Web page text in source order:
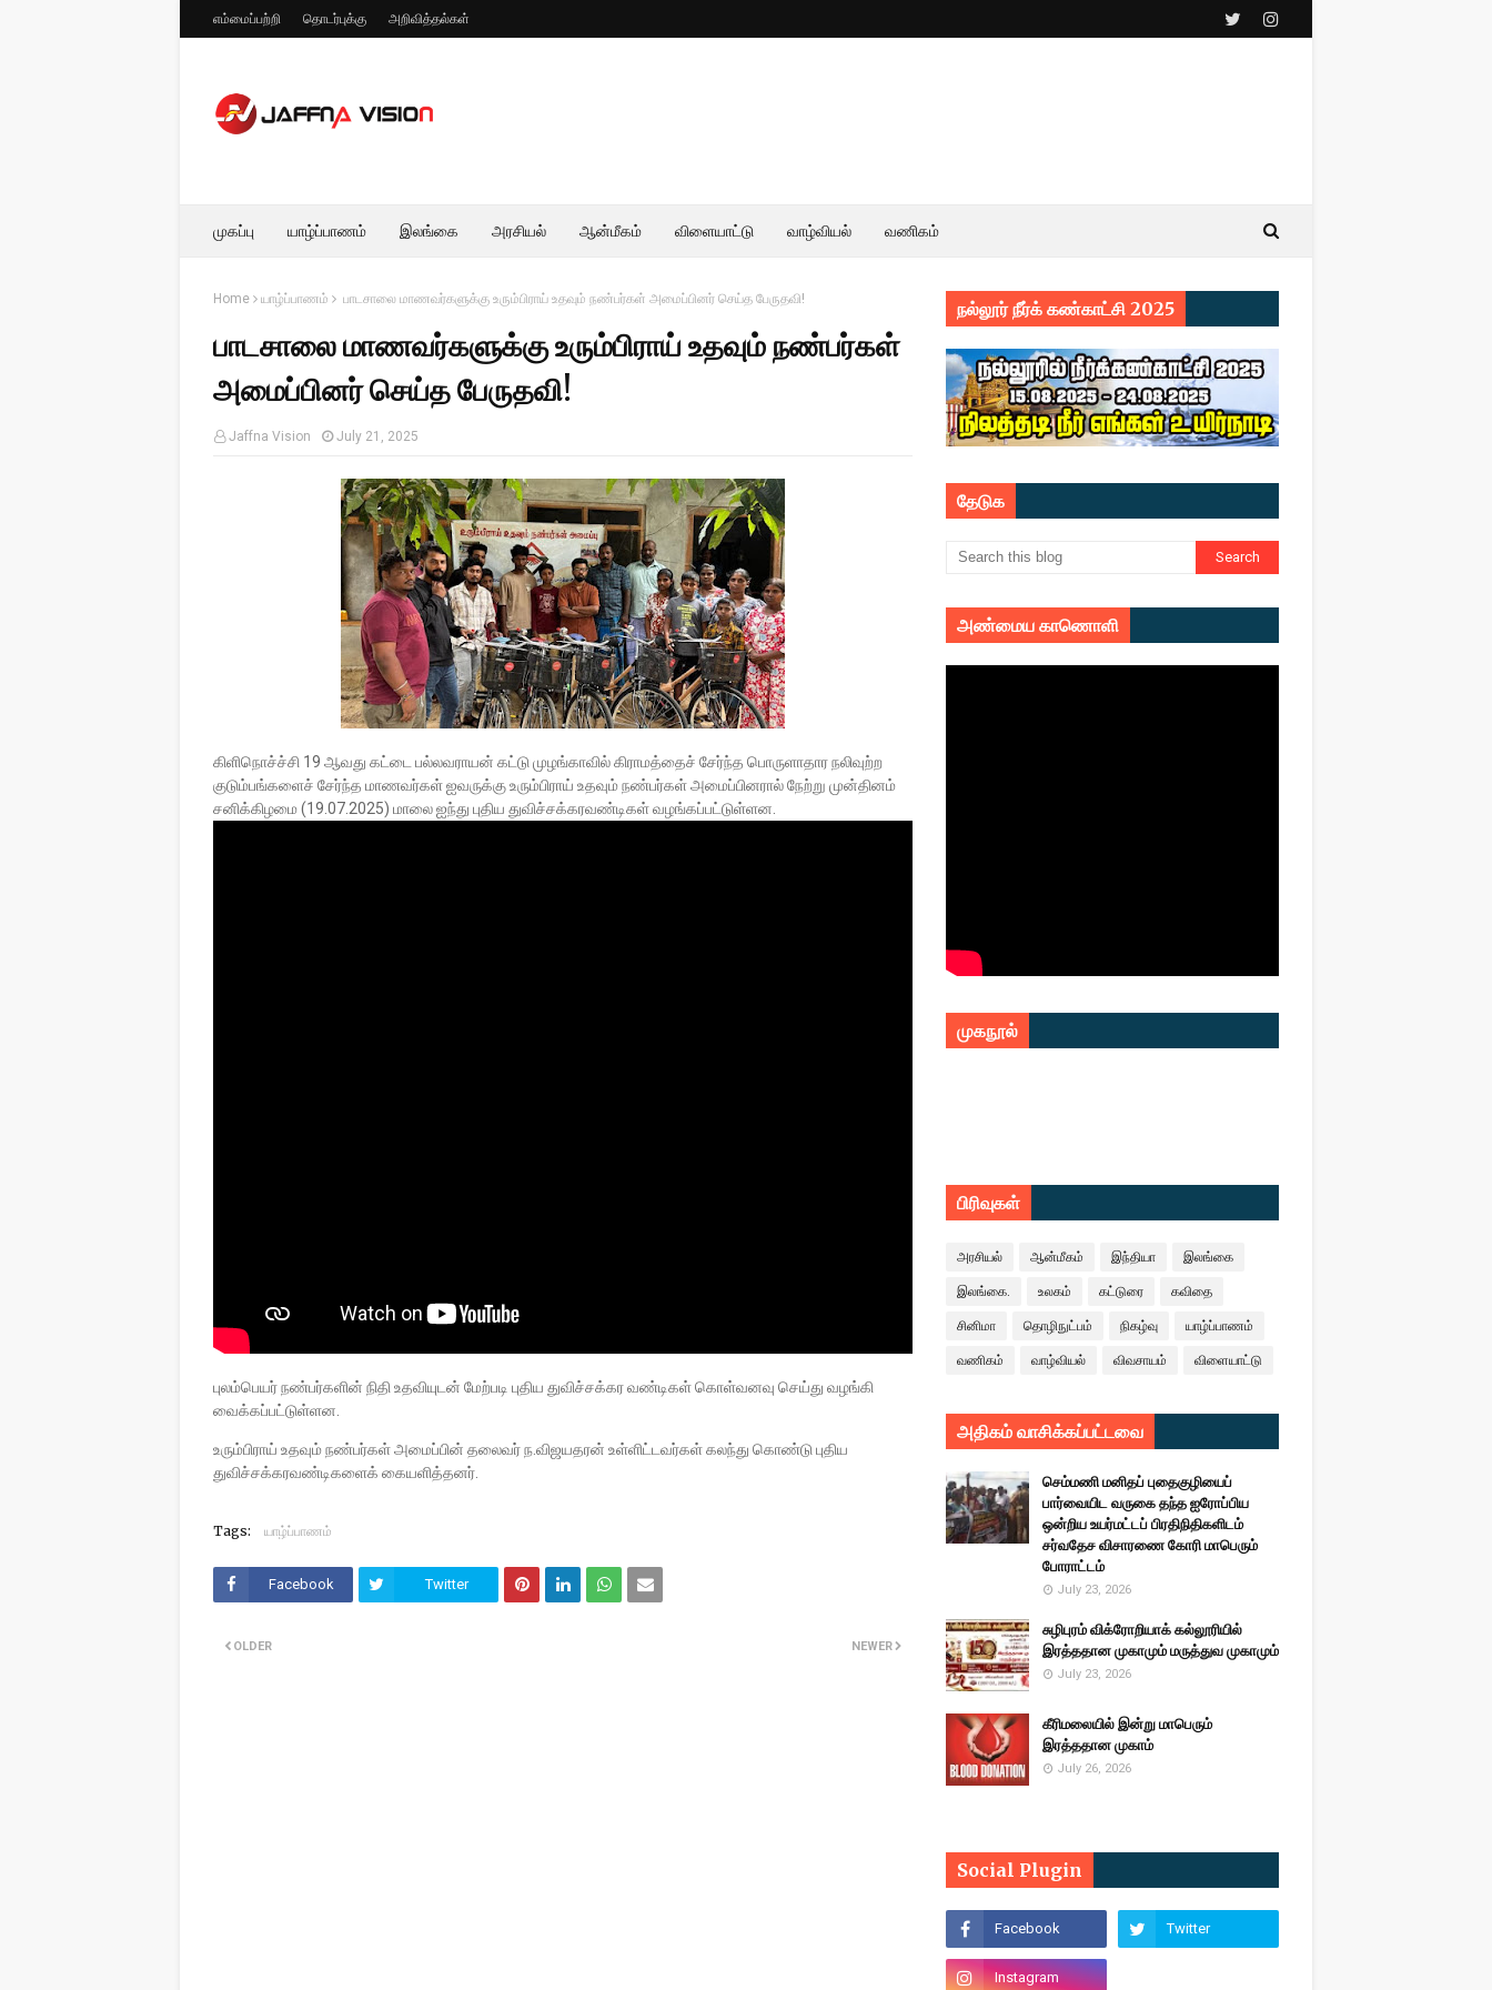
எம்மைப்பற்றி தொடர்புக்கு அறிவித்தல்கள்
முகப்பு யாழ்ப்பாணம் இலங்கை அரசியல் ஆன்மீகம் விளையாட்டு வாழ்வியல் வணிகம்
Home யாழ்ப்பாணம் பாடசாலை மாணவர்களுக்கு உரும்பிராய் உதவும் நண்பர்கள் அமைப்பினர் செய்த பேருதவி!
பாடசாலை மாணவர்களுக்கு உரும்பிராய் உதவும் நண்பர்கள்
அமைப்பினர் செய்த பேருதவி!
Jaffna Vision July 21, 2025
கிளிநொச்ச்சி 19 ஆவது கட்டை பல்லவராயன் கட்டு முழங்காவில் கிராமத்தைச் சேர்ந்த பொருளாதார நலிவுற்ற
குடும்பங்களைச் சேர்ந்த மாணவர்கள் ஐவருக்கு உரும்பிராய் உதவும் நண்பர்கள் அமைப்பினரால் நேற்று முன்தினம்
சனிக்கிழமை (19.07.2025) மாலை ஐந்து புதிய துவிச்சக்கரவண்டிகள் வழங்கப்பட்டுள்ளன.
புலம்பெயர் நண்பர்களின் நிதி உதவியுடன் மேற்படி புதிய துவிச்சக்கர வண்டிகள் கொள்வனவு செய்து வழங்கி
வைக்கப்பட்டுள்ளன.
உரும்பிராய் உதவும் நண்பர்கள் அமைப்பின் தலைவர் ந.விஜயதரன் உள்ளிட்டவர்கள் கலந்து கொண்டு புதிய
துவிச்சக்கரவண்டிகளைக் கையளித்தனர்.
Tags: யாழ்ப்பாணம்
Facebook Twitter
NEWER
OLDER
நல்லூர் நீர்க் கண்காட்சி 2025
தேடுக
அண்மைய காணொளி
முகநூல்
பிரிவுகள்
அரசியல் ஆன்மீகம் இந்தியா இலங்கை
இலங்கை. உலகம் கட்டுரை கவிதை
சினிமா தொழிநுட்பம் நிகழ்வு யாழ்ப்பாணம்
வணிகம் வாழ்வியல் விவசாயம் விளையாட்டு
அதிகம் வாசிக்கப்பட்டவை
செம்மணி மனிதப் புதைகுழியைப்
பார்வையிட வருகை தந்த ஐரோப்பிய
ஒன்றிய உயர்மட்டப் பிரதிநிதிகளிடம்
சர்வதேச விசாரணை கோரி மாபெரும்
போராட்டம்
July 23, 2026
சுழிபுரம் விக்ரோறியாக் கல்லூரியில்
இரத்ததான முகாமும் மருத்துவ முகாமும்
July 23, 2026
கீரிமலையில் இன்று மாபெரும்
இரத்ததான முகாம்
July 26, 2026
Social Plugin